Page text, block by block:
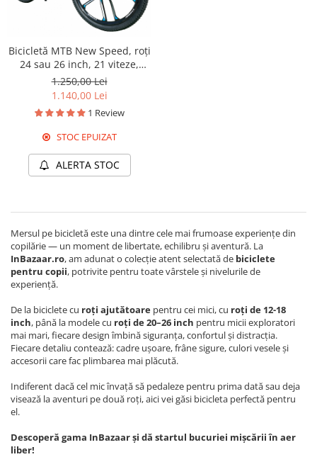
Bicicletă MTB New Speed, roți
24 sau 26 inch, 21 viteze,
cadru oțel, frâne pe disc,
NS61
1.250,00 Lei
1.140,00 Lei
1 Review
STOC EPUIZAT
ALERTA STOC
Mersul pe bicicletă este una dintre cele mai frumoase experiențe din
copilărie — un moment de libertate, echilibru și aventură. La
InBazaar.ro, am adunat o colecție atent selectată de biciclete
pentru copii, potrivite pentru toate vârstele și nivelurile de
experiență.
De la biciclete cu roți ajutătoare pentru cei mici, cu roți de 12-18
inch, până la modele cu roți de 20–26 inch pentru micii exploratori
mai mari, fiecare design îmbină siguranța, confortul și distracția.
Fiecare detaliu contează: cadre ușoare, frâne sigure, culori vesele și
accesorii care fac plimbarea mai plăcută.
Indiferent dacă cel mic învață să pedaleze pentru prima dată sau deja
visează la aventuri pe două roți, aici vei găsi bicicleta perfectă pentru
el.
Descoperă gama InBazaar și dă startul bucuriei mișcării în aer
liber!